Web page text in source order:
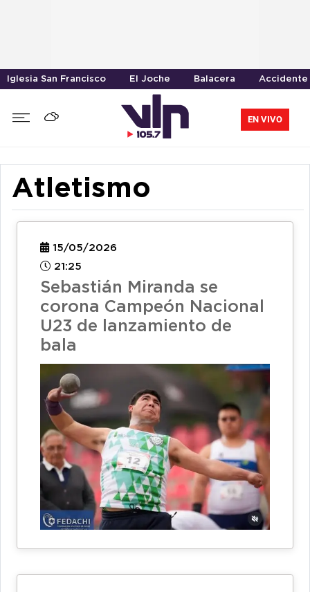
Iglesia San Francisco El Joche Balacera
EN VIVO
Atletismo
15/05/2026
21:25
Sebastián Miranda se
corona Campeón Nacional
U23 de lanzamiento de
bala